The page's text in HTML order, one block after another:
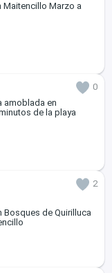
Maitencillo Marzo a
0
en
de la playa
2
Bosques de Quirilluca